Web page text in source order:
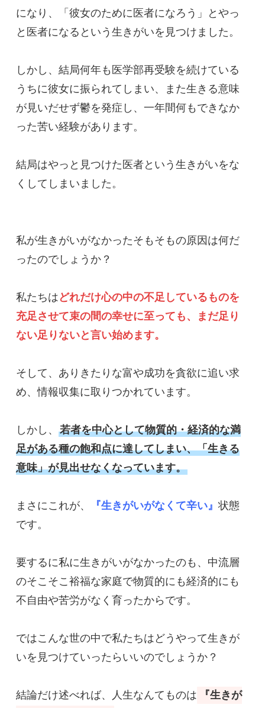
になり、「彼女のために医者になろう」とやっ
と医者になるという生きがいを見つけました。
しかし、結局何年も医学部再受験を続けている
うちに彼女に振られてしまい、また生きる意味
が見いだせず鬱を発症し、一年間何もできなか
った苦い経験があります。
結局はやっと見つけた医者という生きがいをな
くしてしまいました。
私が生きがいがなかったそもそもの原因は何だ
ったのでしょうか？
私たちは どれだけ心の中の不足しているものを
充足させて束の間の幸せに至っても、まだ足り
ない足りないと言い始めます。
そして、ありきたりな富や成功を貪欲に追い求
め、情報収集に取りつかれています。
しかし、 若者を中心として物質的・経済的な満
足がある種の飽和点に達してしまい、「生きる
意味」が見出せなくなっています。
まさにこれが、 『生きがいがなくて辛い』 状態
です。
要するに私に生きがいがなかったのも、中流層
のそこそこ裕福な家庭で物質的にも経済的にも
不自由や苦労がなく育ったからです。
ではこんな世の中で私たちはどうやって生きが
いを見つけていったらいいのでしょうか？
結論だけ述べれば、人生なんてものは 『生きが